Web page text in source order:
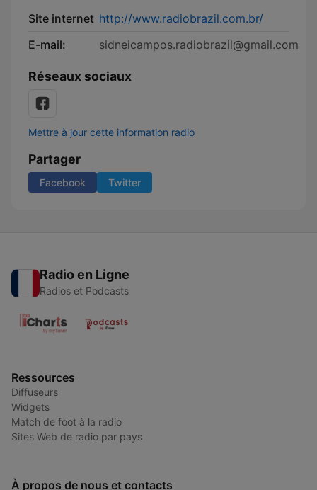
Site internet http://www.radiobrazil.com.br/
E-mail:
sidneicampos.radiobrazil@gmail.com
Réseaux sociaux
Mettre à jour cette information radio
Partager
Facebook Twitter
Radio en Ligne
Radios et Podcasts
Ressources
Diffuseurs
Widgets
Match de foot à la radio
Sites Web de radio par pays
À propos de nous et contacts